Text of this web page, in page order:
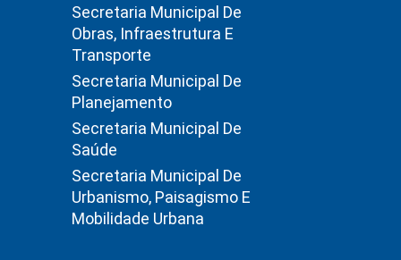
Secretaria Municipal De
Obras, Infraestrutura E
Transporte
Secretaria Municipal De
Planejamento
Secretaria Municipal De
Saúde
Secretaria Municipal De
Urbanismo, Paisagismo E
Mobilidade Urbana